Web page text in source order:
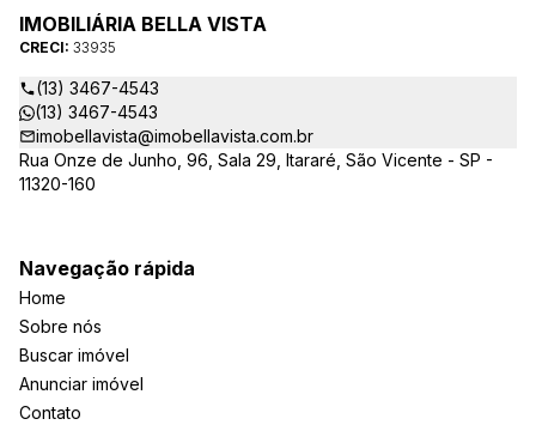
ao CRECI-EE – estarão sempre prontos para responder-lhe
todas as suas dúvidas sobre casas, apartamentos, terrenos,
salas comerciais e outros produtos imobiliários.
IMOBILIÁRIA BELLA VISTA
CRECI: 33935
(13) 3467-4543
(13) 3467-4543
imobellavista@imobellavista.com.br
Rua Onze de Junho, 96, Sala 29, Itararé, São Vicente - SP -
11320-160
Navegação rápida
Home
Sobre nós
Buscar imóvel
Anunciar imóvel
Contato